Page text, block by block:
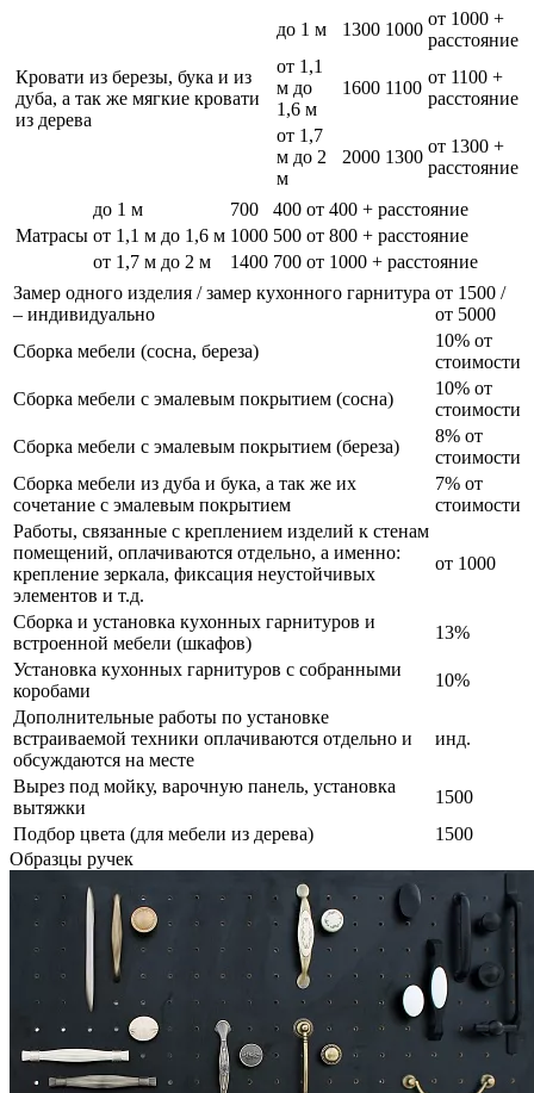
Кровати из березы, бука и из
дуба, а так же мягкие кровати
из дерева
до 1 м 1300 1000
от 1000 +
расстояние
от 1,1
м до
1,6 м
1600 1100
от 1100 +
расстояние
от 1,7
м до 2
м
2000 1300
от 1300 +
расстояние
Матрасы
до 1 м 700 400 от 400 + расстояние
от 1,1 м до 1,6 м 1000 500 от 800 + расстояние
от 1,7 м до 2 м
1400 700 от 1000 + расстояние
Замер одного изделия / замер кухонного гарнитура
– индивидуально
от 1500 /
от 5000
Сборка мебели (сосна, береза)
10% от
стоимости
Сборка мебели с эмалевым покрытием (сосна)
10% от
стоимости
Сборка мебели с эмалевым покрытием (береза)
8% от
стоимости
Сборка мебели из дуба и бука, а так же их
сочетание с эмалевым покрытием
7% от
стоимости
Работы, связанные с креплением изделий к стенам
помещений, оплачиваются отдельно, а именно:
крепление зеркала, фиксация неустойчивых
элементов и т.д.
от 1000
Сборка и установка кухонных гарнитуров и
встроенной мебели (шкафов)
13%
Установка кухонных гарнитуров с собранными
коробами
10%
Дополнительные работы по установке
встраиваемой техники оплачиваются отдельно и
обсуждаются на месте
инд.
Вырез под мойку, варочную панель, установка
вытяжки
1500
Подбор цвета (для мебели из дерева)
1500
Образцы ручек